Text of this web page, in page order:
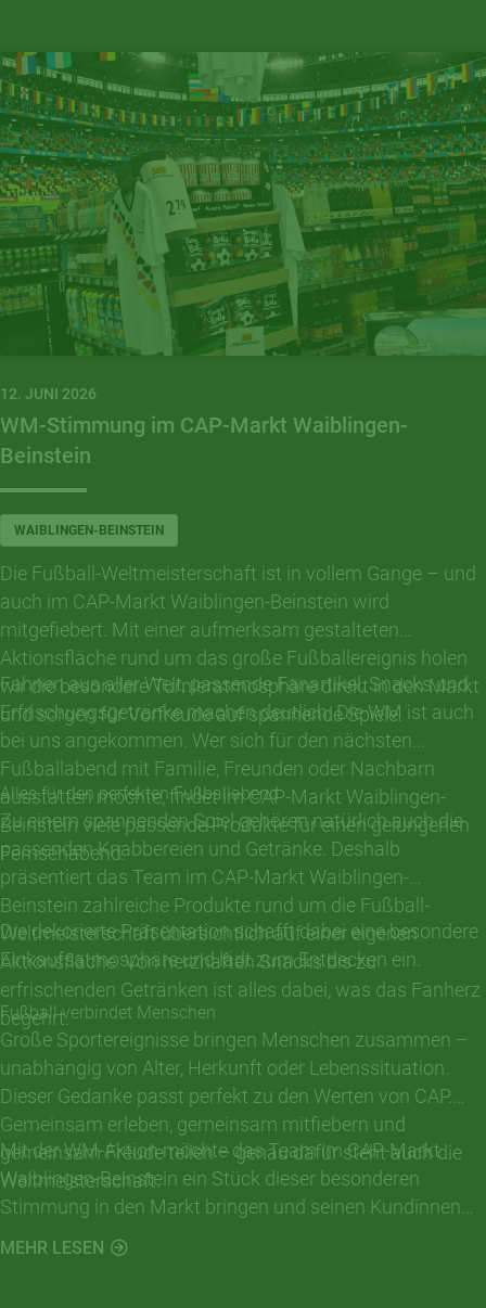
12. JUNI 2026
WM-Stimmung im CAP-Markt Waiblingen-
Beinstein
WAIBLINGEN-BEINSTEIN
Die Fußball-Weltmeisterschaft ist in vollem Gange – und
auch im CAP-Markt Waiblingen-Beinstein wird
mitgefiebert. Mit einer aufmerksam gestalteten
Aktionsfläche rund um das große Fußballereignis holen
wir die besondere Turnieratmosphäre direkt in den Markt
und sorgen für Vorfreude auf spannende Spiele.
Fahnen aus aller Welt, passende Fanartikel, Snacks und
Erfrischungsgetränke machen deutlich: Die WM ist auch
bei uns angekommen. Wer sich für den nächsten
Fußballabend mit Familie, Freunden oder Nachbarn
ausstatten möchte, findet im CAP-Markt Waiblingen-
Beinstein viele passende Produkte für einen gelungenen
Fernsehabend.
Alles für den perfekten Fußballabend
Zu einem spannenden Spiel gehören natürlich auch die
passenden Knabbereien und Getränke. Deshalb
präsentiert das Team im CAP-Markt Waiblingen-
Beinstein zahlreiche Produkte rund um die Fußball-
Weltmeisterschaft übersichtlich auf einer eigenen
Aktionsfläche. Von herzhaften Snacks bis zu
erfrischenden Getränken ist alles dabei, was das Fanherz
begehrt.
Die dekorierte Präsentation schafft dabei eine besondere
Einkaufsatmosphäre und lädt zum Entdecken ein.
Fußball verbindet Menschen
Große Sportereignisse bringen Menschen zusammen –
unabhängig von Alter, Herkunft oder Lebenssituation.
Dieser Gedanke passt perfekt zu den Werten von CAP.
Gemeinsam erleben, gemeinsam mitfiebern und
gemeinsam Freude teilen – genau dafür steht auch die
Weltmeisterschaft.
Mit der WM-Aktion möchte das Team im CAP-Markt
Waiblingen-Beinstein ein Stück dieser besonderen
Stimmung in den Markt bringen und seinen Kundinnen
und Kunden einen zusätzlichen Einkaufsmoment mit
Erlebnischarakter bieten.
MEHR LESEN